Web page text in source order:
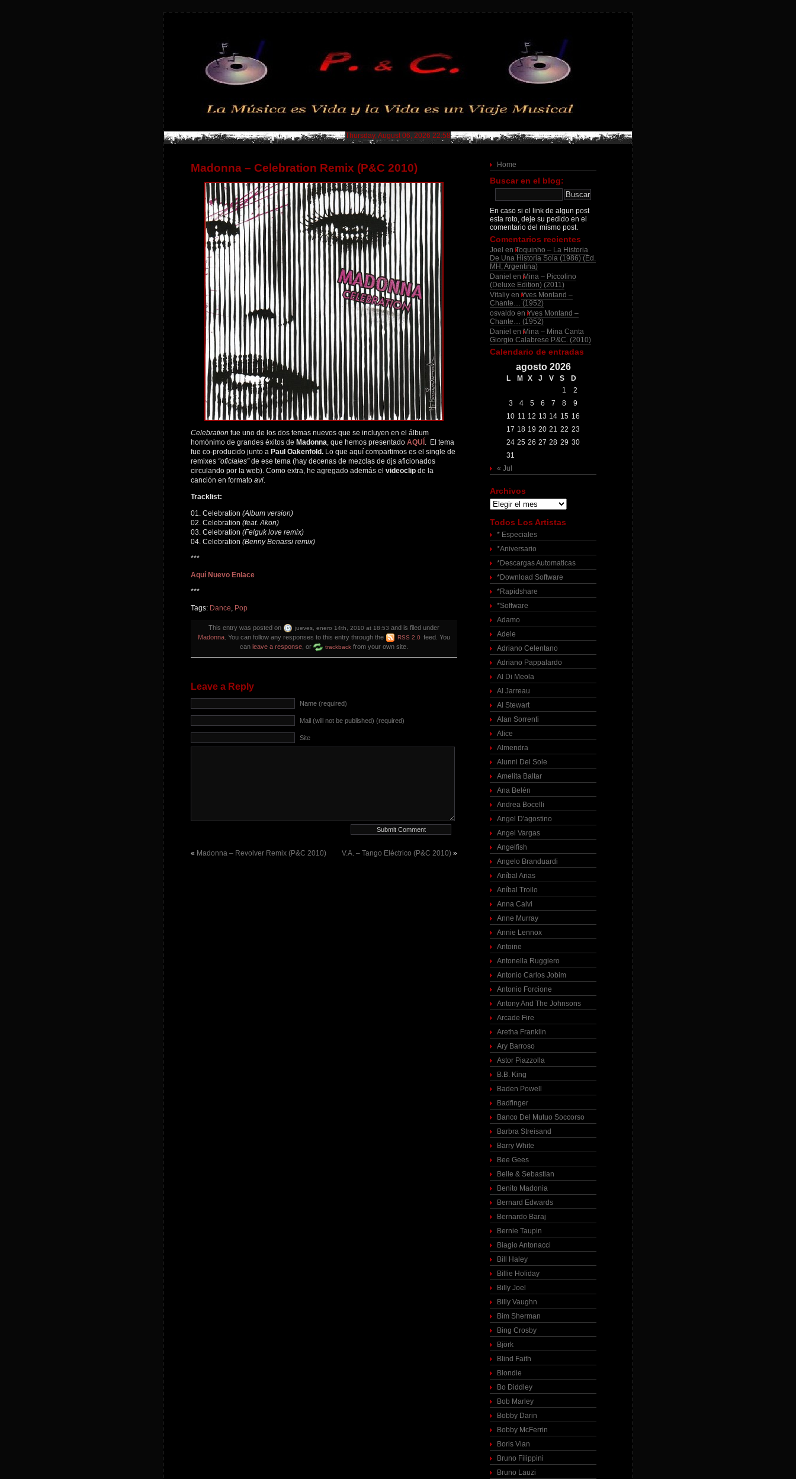
Thursday, August 06, 2026 22:58
Madonna – Celebration Remix (P&C 2010)
Celebration fue uno de los dos temas nuevos que se incluyen en el álbum
homónimo de grandes éxitos de Madonna, que hemos presentado AQUÍ . El tema
fue co-producido junto a Paul Oakenfold. Lo que aquí compartimos es el single de
remixes “oficiales”de ese tema (hay decenas de mezclas de djs aficionados
circulando por la web). Como extra, he agregado además el videoclip de la
canción en formato avi.
Tracklist:
01. Celebration (Album version)
02. Celebration (feat. Akon)
03. Celebration (Felguk love remix)
04. Celebration (Benny Benassi remix)
***
Aquí Nuevo Enlace
***
Tags: Dance, Pop
This entry was posted on jueves, enero 14th, 2010 at 18:53 and is filed under
Madonna . You can follow any responses to this entry through the RSS 2.0 feed. You
can leave a response , or trackback from your own site.
Leave a Reply
Name (required)
Mail (will not be published) (required)
Site
« Madonna – Revolver Remix (P&C 2010) V.A. – Tango Eléctrico (P&C 2010) »
Home
Buscar en el blog:
En caso si el link de algun post
esta roto, deje su pedido en el
comentario del mismo post.
Comentarios recientes
Joel en Toquinho – La Historia
De Una Historia Sola (1986) (Ed.
MH, Argentina)
Daniel en Mina – Piccolino
(Deluxe Edition) (2011)
Vitaliy en Yves Montand –
Chante… (1952)
osvaldo en Yves Montand –
Chante… (1952)
Daniel en Mina – Mina Canta
Giorgio Calabrese P.&C. (2010)
Calendario de entradas
agosto 2026
L M X J V S
D
1
2
3
4 5 6 7 8
9
10 11 12 13 14 15 16
17 18 19 20 21 22 23
24 25 26 27 28 29 30
31
« Jul
Archivos
Archivos
Todos Los Artistas
* Especiales
*Aniversario
*Descargas Automaticas
*Download Software
*Rapidshare
*Software
Adamo
Adele
Adriano Celentano
Adriano Pappalardo
Al Di Meola
Al Jarreau
Al Stewart
Alan Sorrenti
Alice
Almendra
Alunni Del Sole
Amelita Baltar
Ana Belén
Andrea Bocelli
Angel D'agostino
Angel Vargas
Angelfish
Angelo Branduardi
Aníbal Arias
Aníbal Troilo
Anna Calvi
Anne Murray
Annie Lennox
Antoine
Antonella Ruggiero
Antonio Carlos Jobim
Antonio Forcione
Antony And The Johnsons
Arcade Fire
Aretha Franklin
Ary Barroso
Astor Piazzolla
B.B. King
Baden Powell
Badfinger
Banco Del Mutuo Soccorso
Barbra Streisand
Barry White
Bee Gees
Belle & Sebastian
Benito Madonia
Bernard Edwards
Bernardo Baraj
Bernie Taupin
Biagio Antonacci
Bill Haley
Billie Holiday
Billy Joel
Billy Vaughn
Bim Sherman
Bing Crosby
Björk
Blind Faith
Blondie
Bo Diddley
Bob Marley
Bobby Darin
Bobby McFerrin
Boris Vian
Bruno Filippini
Bruno Lauzi